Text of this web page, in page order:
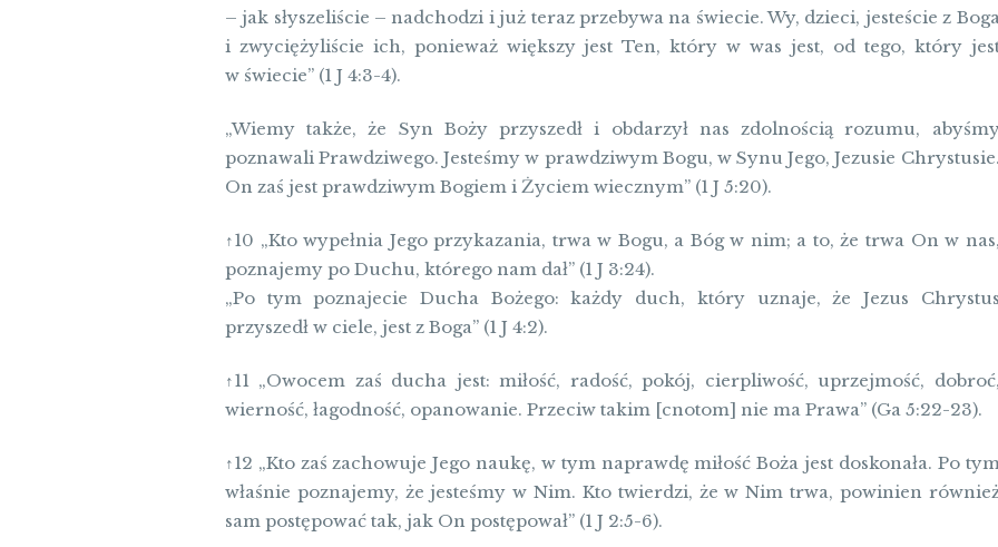
– jak słyszeliście – nadchodzi i już teraz przebywa na świecie. Wy, dzieci, jesteście z
i zwyciężyliście ich, ponieważ większy jest Ten, który w was jest, od tego, który
w świecie” (1 J 4:3-4).
„Wiemy także, że Syn Boży przyszedł i obdarzył nas zdolnością rozumu,
poznawali Prawdziwego. Jesteśmy w prawdziwym Bogu, w Synu Jego, Jezusie Chrystusie.
On zaś jest prawdziwym Bogiem i Życiem wiecznym” (1 J 5:20).
↑10 „Kto wypełnia Jego przykazania, trwa w Bogu, a Bóg w nim; a to, że trwa On w nas,
poznajemy po Duchu, którego nam dał” (1 J 3:24).
„Po tym poznajecie Ducha Bożego: każdy duch, który uznaje, że Jezus Chrystus
przyszedł w ciele, jest z Boga” (1 J 4:2).
↑11 „Owocem zaś ducha jest: miłość, radość, pokój, cierpliwość, uprzejmość, dobroć,
wierność, łagodność, opanowanie. Przeciw takim [cnotom] nie ma Prawa” (Ga 5:22-23).
↑12 „Kto zaś zachowuje Jego naukę, w tym naprawdę miłość Boża jest doskonała. Po
właśnie poznajemy, że jesteśmy w Nim. Kto twierdzi, że w Nim trwa, powinien
sam postępować tak, jak On postępował” (1 J 2:5-6).